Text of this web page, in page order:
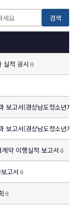
검색
실적 공시 📎
보고서(경상남도청소년지
보고서(경상남도청소년지
약 이행실적 보고서 📎
고서 📎
📎